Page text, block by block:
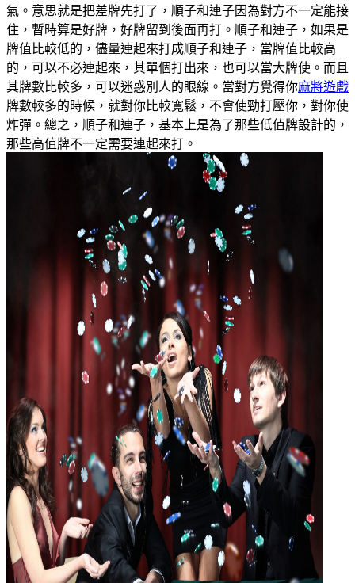
氣。 意思就是把差牌先打了，順子和連子因為對方不一定能接
住，暫時算是好牌，好牌留到後面再打。順子和連子，如果是
牌值比較低的，儘量連起來打成順子和連子，當牌值比較高
的，可以不必連起來，其單個打出來，也可以當大牌使。 而且
其牌數比較多，可以迷惑別人的眼線。當對方覺得你麻將遊戲
牌數較多的時候，就對你比較寬鬆，不會使勁打壓你，對你使
炸彈。 總之，順子和連子，基本上是為了那些低值牌設計的，
那些高值牌不一定需要連起來打。